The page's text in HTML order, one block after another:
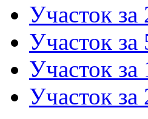
Участок за
Участок за
Участок за
Участок за